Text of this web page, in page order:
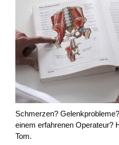
Schmerzen?
einem erfahrenen Operateur?
Tom.